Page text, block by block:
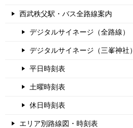
西武秩父駅・バス全路線案内
デジタルサイネージ（全路線）
デジタルサイネージ（三峯神社）
平日時刻表
土曜時刻表
休日時刻表
エリア別路線図・時刻表